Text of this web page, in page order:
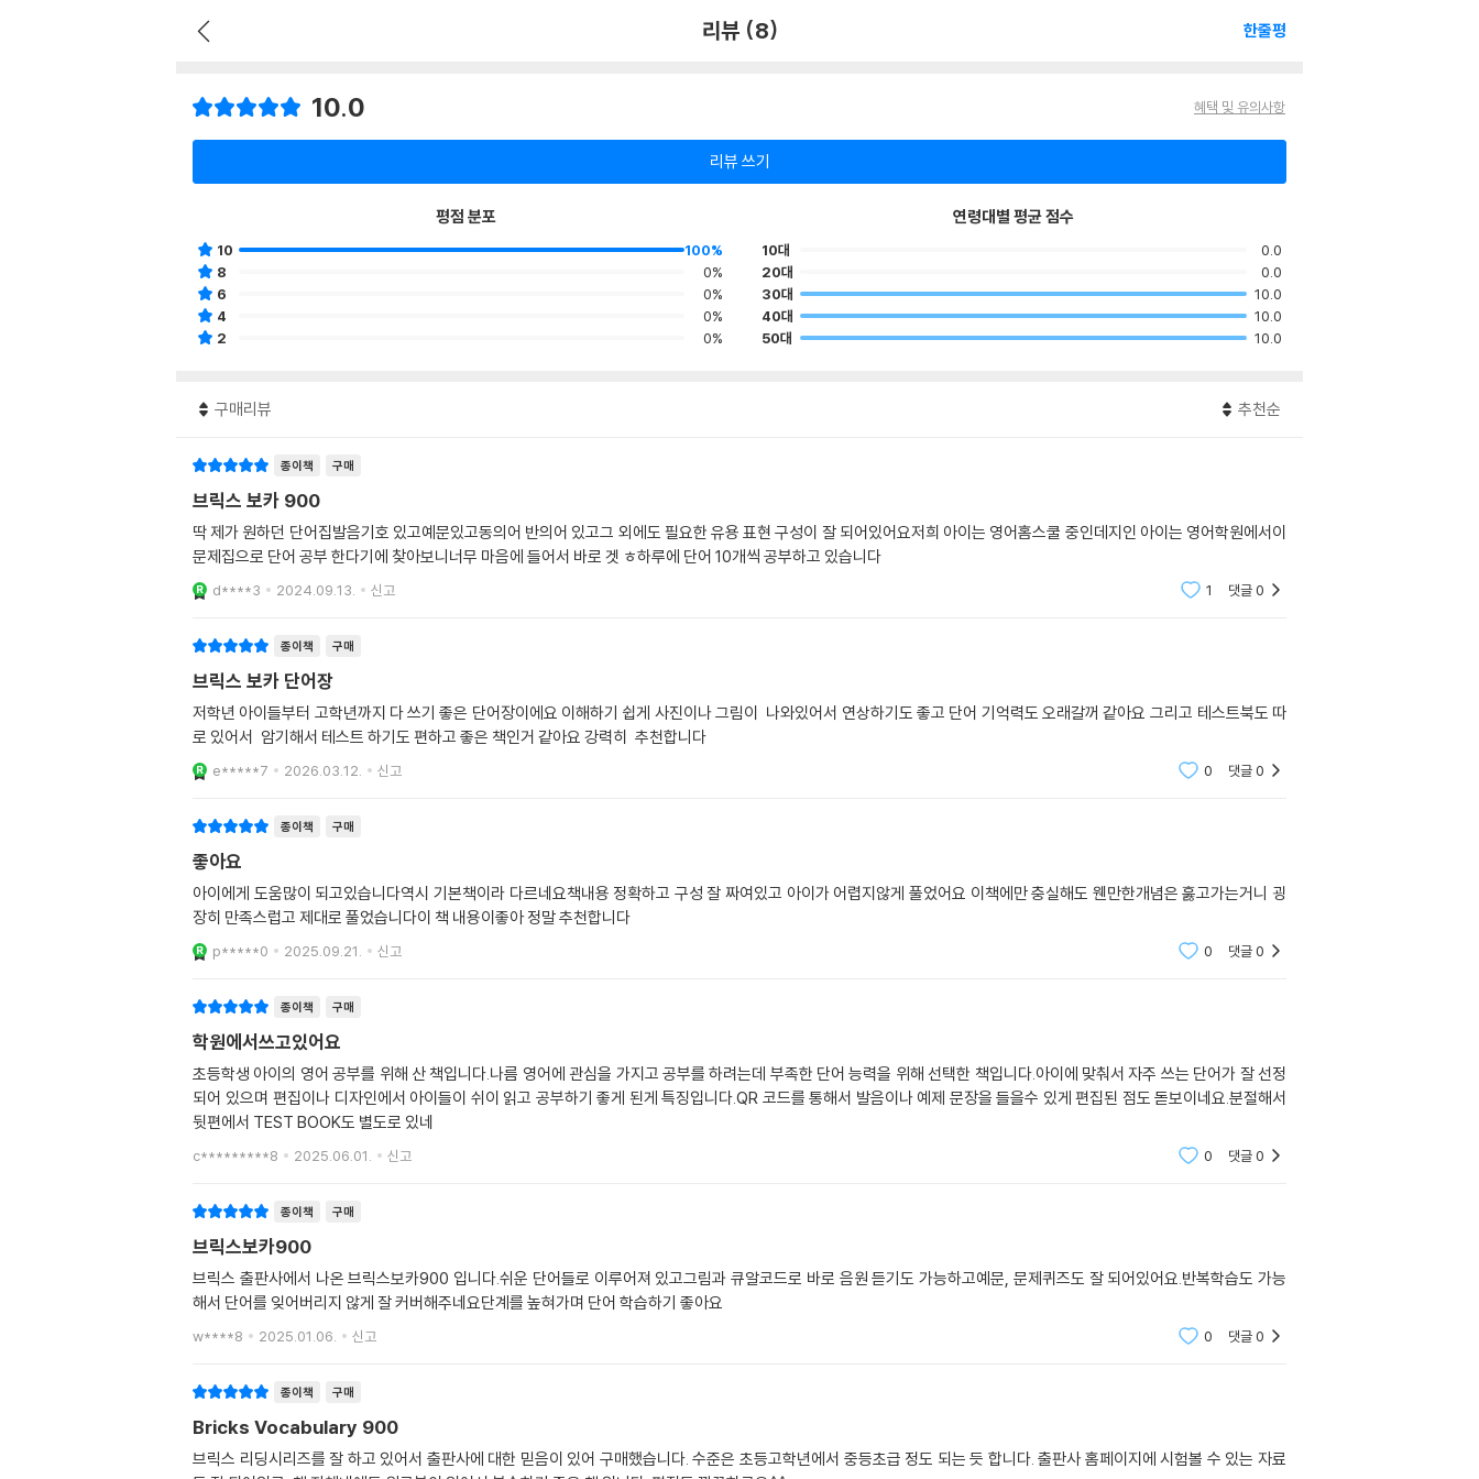
리뷰 (8) 한줄평
10.0 혜택 및 유의사항
리뷰 쓰기
평점 분포
10
100%
8
0%
6
0%
4
0%
2
0%
연령대별 평균 점수
10대
0.0
20대
0.0
30대
10.0
40대
10.0
50대
10.0
구매리뷰 추천순
종이책 구매
브릭스 보카 900
딱 제가 원하던 단어집발음기호 있고예문있고동의어 반의어 있고그 외에도 필요한 유용 표현 구성이 잘 되어있어요저희 아이는 영어홈스쿨 중인데지인 아이는 영어학원에서이
문제집으로 단어 공부 한다기에 찾아보니너무 마음에 들어서 바로 겟 ㅎ하루에 단어 10개씩 공부하고 있습니다
d****3 2024.09.13. 신고 1 댓글0
종이책 구매
브릭스 보카 단어장
저학년 아이들부터 고학년까지 다 쓰기 좋은 단어장이에요 이해하기 쉽게 사진이나 그림이 나와있어서 연상하기도 좋고 단어 기억력도 오래갈꺼 같아요 그리고 테스트북도 따
로 있어서 암기해서 테스트 하기도 편하고 좋은 책인거 같아요 강력히 추천합니다
e*****7 2026.03.12. 신고 0 댓글0
종이책 구매
좋아요
아이에게 도움많이 되고있습니다역시 기본책이라 다르네요책내용 정확하고 구성 잘 짜여있고 아이가 어렵지않게 풀었어요 이책에만 충실해도 웬만한개념은 훓고가는거니 굉
장히 만족스럽고 제대로 풀었습니다이 책 내용이좋아 정말 추천합니다
p*****0 2025.09.21. 신고 0 댓글0
종이책 구매
학원에서쓰고있어요
초등학생 아이의 영어 공부를 위해 산 책입니다.나름 영어에 관심을 가지고 공부를 하려는데 부족한 단어 능력을 위해 선택한 책입니다.아이에 맞춰서 자주 쓰는 단어가 잘 선정
되어 있으며 편집이나 디자인에서 아이들이 쉬이 읽고 공부하기 좋게 된게 특징입니다.QR 코드를 통해서 발음이나 예제 문장을 들을수 있게 편집된 점도 돋보이네요.분절해서
뒷편에서 TEST BOOK도 별도로 있네
c*********8 2025.06.01. 신고 0 댓글0
종이책 구매
브릭스보카900
브릭스 출판사에서 나온 브릭스보카900 입니다.쉬운 단어들로 이루어져 있고그림과 큐알코드로 바로 음원 듣기도 가능하고예문, 문제퀴즈도 잘 되어있어요.반복학습도 가능
해서 단어를 잊어버리지 않게 잘 커버해주네요단계를 높혀가며 단어 학습하기 좋아요
w****8 2025.01.06. 신고 0 댓글0
종이책 구매
Bricks Vocabulary 900
브릭스 리딩시리즈를 잘 하고 있어서 출판사에 대한 믿음이 있어 구매했습니다. 수준은 초등고학년에서 중등초급 정도 되는 듯 합니다. 출판사 홈페이지에 시험볼 수 있는 자료